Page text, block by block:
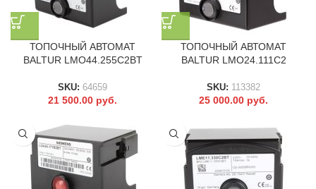
ТОПОЧНЫЙ АВТОМАТ
BALTUR LMO44.255C2BT
SKU: 64659
21 500.00 руб.
ТОПОЧНЫЙ АВТОМАТ
BALTUR LMO24.111C2
SKU: 113382
25 000.00 руб.